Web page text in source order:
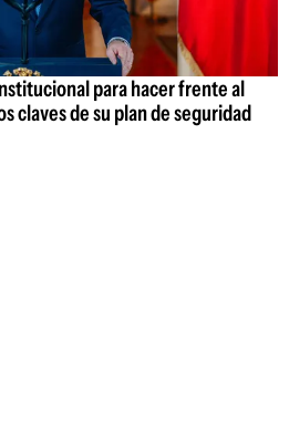
para hacer frente al
claves de su plan de seguridad